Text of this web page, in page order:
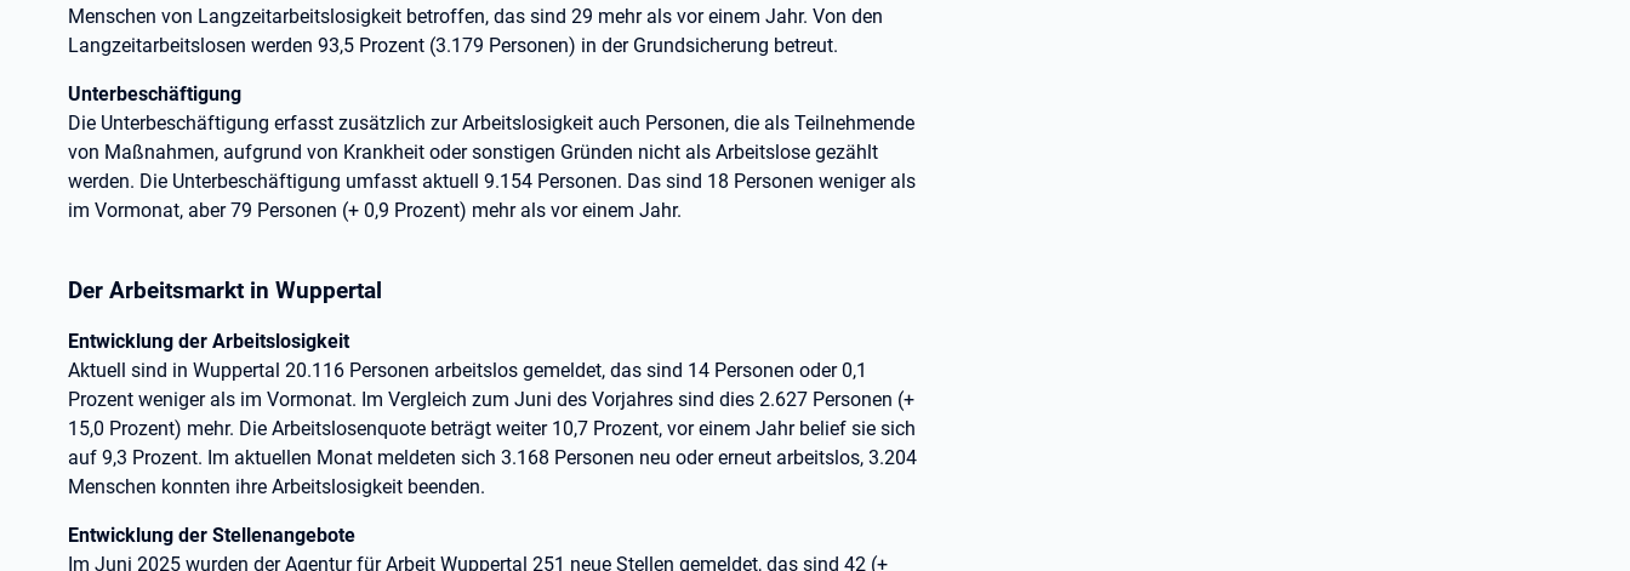
Menschen von Langzeitarbeitslosigkeit betroffen, das sind 29 mehr als vor einem Jahr. Von den
Langzeitarbeitslosen werden 93,5 Prozent (3.179 Personen) in der Grundsicherung betreut.
Unterbeschäftigung
Die Unterbeschäftigung erfasst zusätzlich zur Arbeitslosigkeit auch Personen, die als Teilnehmende
von Maßnahmen, aufgrund von Krankheit oder sonstigen Gründen nicht als Arbeitslose gezählt
werden. Die Unterbeschäftigung umfasst aktuell 9.154 Personen. Das sind 18 Personen weniger als
im Vormonat, aber 79 Personen (+ 0,9 Prozent) mehr als vor einem Jahr.
Der Arbeitsmarkt in Wuppertal
Entwicklung der Arbeitslosigkeit
Aktuell sind in Wuppertal 20.116 Personen arbeitslos gemeldet, das sind 14 Personen oder 0,1
Prozent weniger als im Vormonat. Im Vergleich zum Juni des Vorjahres sind dies 2.627 Personen (+
15,0 Prozent) mehr. Die Arbeitslosenquote beträgt weiter 10,7 Prozent, vor einem Jahr belief sie sich
auf 9,3 Prozent. Im aktuellen Monat meldeten sich 3.168 Personen neu oder erneut arbeitslos, 3.204
Menschen konnten ihre Arbeitslosigkeit beenden.
Entwicklung der Stellenangebote
Im Juni 2025 wurden der Agentur für Arbeit Wuppertal 251 neue Stellen gemeldet, das sind 42 (+